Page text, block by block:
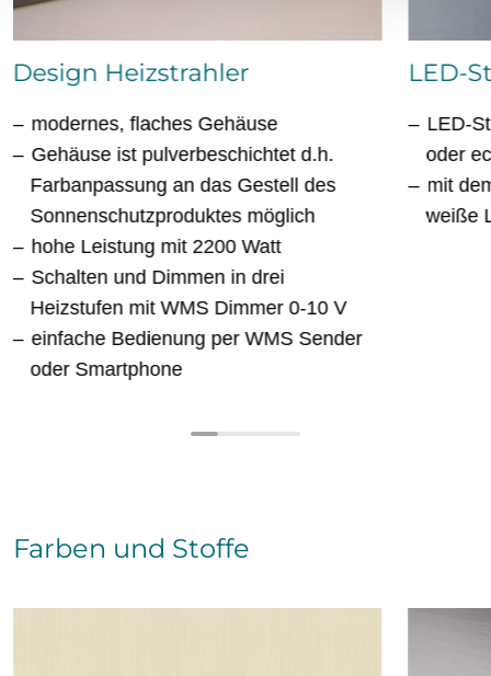
Design Heizstrahler
modernes, flaches Gehäuse
Gehäuse ist pulverbeschichtet d.h.
Farbanpassung an das Gestell des
Sonnenschutzproduktes möglich
hohe Leistung mit 2200 Watt
Schalten und Dimmen in drei
Heizstufen mit WMS Dimmer 0-10 V
einfache Bedienung per WMS Sender
oder Smartphone
LED-
LED-
oder
mit
weiße
Farben und Stoffe